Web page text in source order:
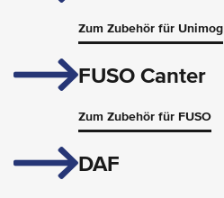
Zum Zubehör für Unimog
FUSO Canter
Zum Zubehör für FUSO
DAF